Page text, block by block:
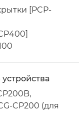
[PCP-
CP200 (для